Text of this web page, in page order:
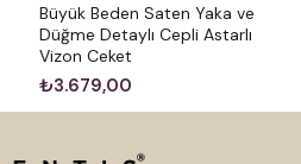
Büyük Beden Saten Yaka ve
Düğme Detaylı Cepli Astarlı
Vizon Ceket
₺3.679,00